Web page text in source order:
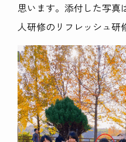
思います。添付した写真
人研修のリフレッシュ研